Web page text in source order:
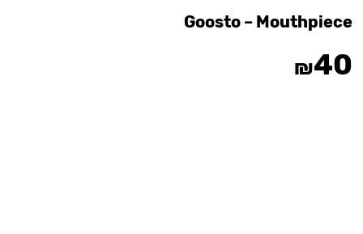
Goosto – Mouthpiece
₪40